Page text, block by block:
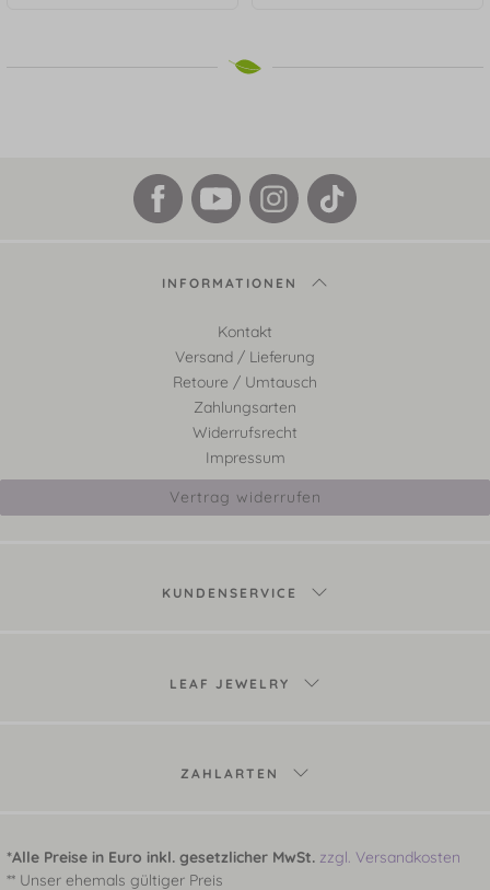
INFORMATIONEN
Kontakt
Versand / Lieferung
Retoure / Umtausch
Zahlungsarten
Widerrufsrecht
Impressum
Vertrag widerrufen
KUNDENSERVICE
LEAF JEWELRY
ZAHLARTEN
*Alle Preise in Euro inkl. gesetzlicher MwSt. zzgl. Versandkosten
** Unser ehemals gültiger Preis